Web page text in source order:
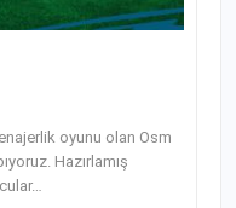
oyunu olan Osm
Hazırlamış